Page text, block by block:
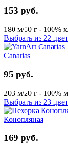
153 руб.
180 м/50 г - 100%
Выбрать из 22
Canarias
95 руб.
203 м/20 г - 100%
Выбрать из 23
Конопляная
169 руб.